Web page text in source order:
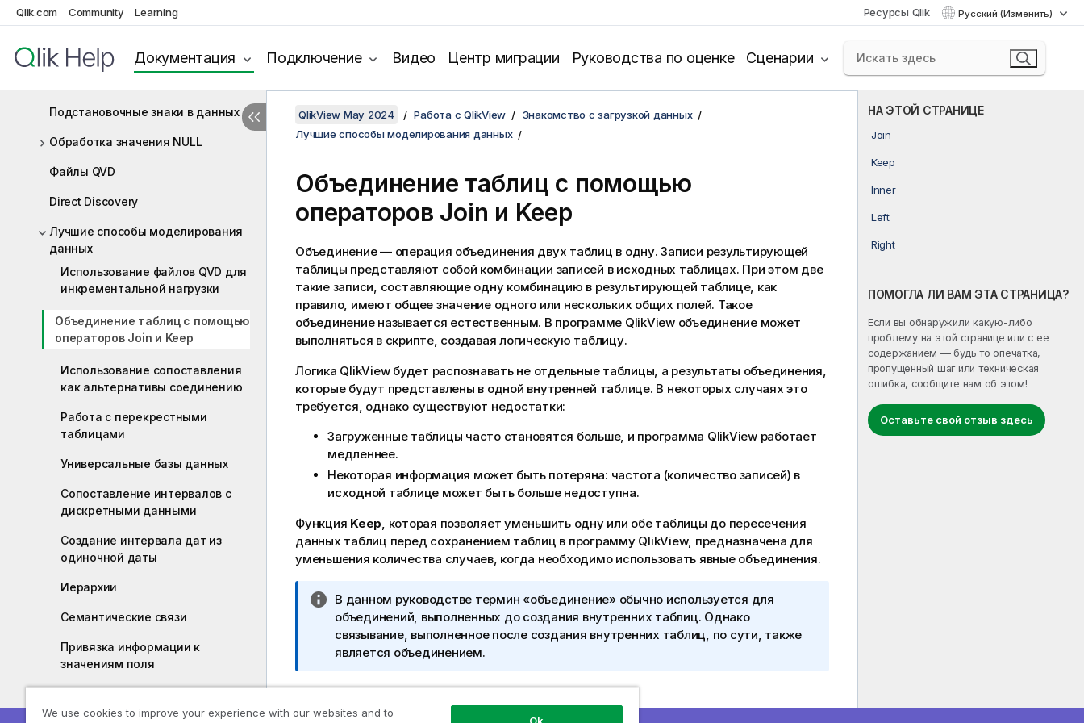
Qlik.com Community Learning Ресурсы Qlik Русский (Изменить)
Документация Подключение Видео Центр миграции Руководства по оценке Сценарии
Частичная загрузка
Расширения со знаком доллара
Подстановочные знаки в данных
Обработка значения NULL
Файлы QVD
Direct Discovery
Лучшие способы моделирования
данных
Использование файлов QVD для
инкрементальной нагрузки
Объединение таблиц с помощью
операторов Join и Keep
Использование сопоставления
как альтернативы соединению
Работа с перекрестными
таблицами
Универсальные базы данных
Сопоставление интервалов с
дискретными данными
Создание интервала дат из
одиночной даты
Иерархии
Семантические связи
Привязка информации к
значениям поля
НА ЭТОЙ СТРАНИЦЕ
Join
Keep
Inner
Left
Right
ПОМОГЛА ЛИ ВАМ ЭТА СТРАНИЦА?
Если вы обнаружили какую-либо
проблему на этой странице или с ее
содержанием — будь то опечатка,
пропущенный шаг или техническая
ошибка, сообщите нам об этом!
Оставьте свой отзыв здесь
QlikView May 2024 Работа с QlikView
Знакомство с загрузкой данных
Лучшие способы моделирования данных
Объединение таблиц с помощью
операторов Join и Keep
Объединение — операция объединения двух таблиц в одну. Записи результирующей
таблицы представляют собой комбинации записей в исходных таблицах. При этом две
такие записи, составляющие одну комбинацию в результирующей таблице, как
правило, имеют общее значение одного или нескольких общих полей. Такое
объединение называется естественным. В программе QlikViewобъединение может
выполняться в скрипте, создавая логическую таблицу.
Логика QlikViewбудет распознавать не отдельные таблицы, а результаты объединения,
которые будут представлены в одной внутренней таблице. В некоторых случаях это
требуется, однако существуют недостатки:
Загруженные таблицы часто становятся больше, и программа QlikViewработает
медленнее.
Некоторая информация может быть потеряна: частота (количество записей) в
исходной таблице может быть больше недоступна.
Функция Keep, которая позволяет уменьшить одну или обе таблицы до пересечения
данных таблиц перед сохранением таблиц в программу QlikView, предназначена для
уменьшения количества случаев, когда необходимо использовать явные объединения.
П
р
и
м
ч
а
В данном руководстве термин «объединение» обычно используется для
объединений, выполненных до создания внутренних таблиц. Однако
связывание, выполненное после создания внутренних таблиц, по сути, также
является объединением.
Join
We use cookies to improve your experience with our websites and to